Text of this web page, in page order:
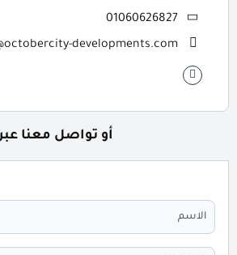
01060626827
developments.com
أو تواصل معنا